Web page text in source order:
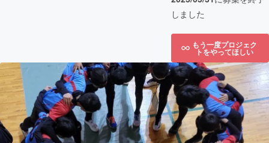
しました
もう一度プロジェク
トをやってほしい